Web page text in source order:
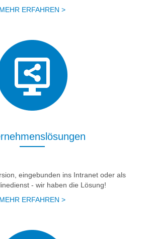
MEHR ERFAHREN >
eingebunden ins Intranet oder als
- wir haben die Lösung!
MEHR ERFAHREN >